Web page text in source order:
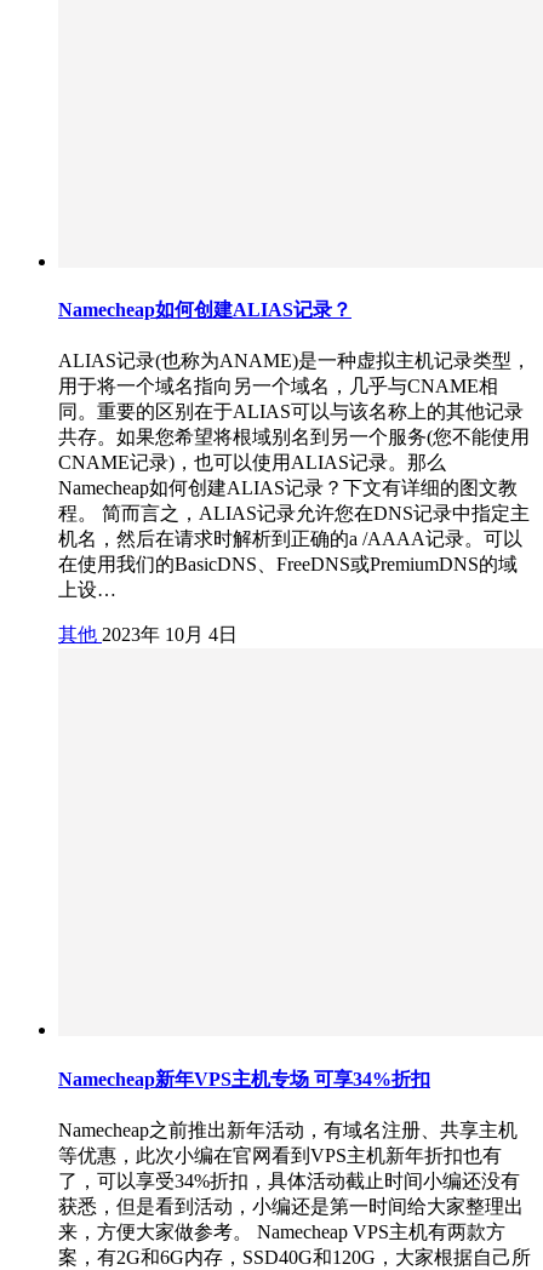
Namecheap如何创建ALIAS记录？
ALIAS记录(也称为ANAME)是一种虚拟主机记录类型，
用于将一个域名指向另一个域名，几乎与CNAME相
同。重要的区别在于ALIAS可以与该名称上的其他记录
共存。如果您希望将根域别名到另一个服务(您不能使用
CNAME记录)，也可以使用ALIAS记录。那么
Namecheap如何创建ALIAS记录？下文有详细的图文教
程。 简而言之，ALIAS记录允许您在DNS记录中指定主
机名，然后在请求时解析到正确的a /AAAA记录。可以
在使用我们的BasicDNS、FreeDNS或PremiumDNS的域
上设…
其他 2023年 10月 4日
Namecheap新年VPS主机专场 可享34%折扣
Namecheap之前推出新年活动，有域名注册、共享主机
等优惠，此次小编在官网看到VPS主机新年折扣也有
了，可以享受34%折扣，具体活动截止时间小编还没有
获悉，但是看到活动，小编还是第一时间给大家整理出
来，方便大家做参考。 Namecheap VPS主机有两款方
案，有2G和6G内存，SSD40G和120G，大家根据自己所